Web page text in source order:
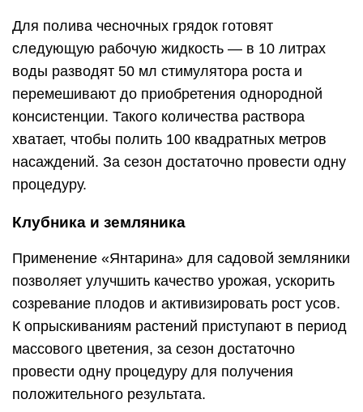
Для полива чесночных грядок готовят
следующую рабочую жидкость — в 10 литрах
воды разводят 50 мл стимулятора роста и
перемешивают до приобретения однородной
консистенции. Такого количества раствора
хватает, чтобы полить 100 квадратных метров
насаждений. За сезон достаточно провести одну
процедуру.
Клубника и земляника
Применение «Янтарина» для садовой земляники
позволяет улучшить качество урожая, ускорить
созревание плодов и активизировать рост усов.
К опрыскиваниям растений приступают в период
массового цветения, за сезон достаточно
провести одну процедуру для получения
положительного результата.